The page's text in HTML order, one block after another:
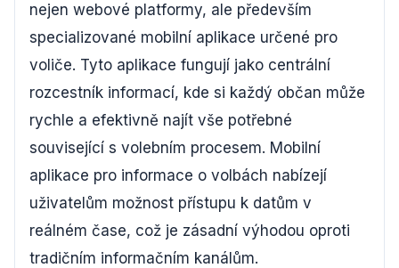
nejen webové platformy, ale především
specializované mobilní aplikace určené pro
voliče. Tyto aplikace fungují jako centrální
rozcestník informací, kde si každý občan může
rychle a efektivně najít vše potřebné
související s volebním procesem. Mobilní
aplikace pro informace o volbách nabízejí
uživatelům možnost přístupu k datům v
reálném čase, což je zásadní výhodou oproti
tradičním informačním kanálům.